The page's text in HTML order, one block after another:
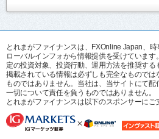
とれまがファイナンスは、FXOnline Japan、
ローバルインフォから情報提供を受けていま
定の投資対象、投資行動、運用方法を推奨す
掲載されている情報は必ずしも完全なもので
ものではありません。当社は、当サイトにて
一切について責任を負うものではありません。
とれまがファイナンスは以下のスポンサーにご